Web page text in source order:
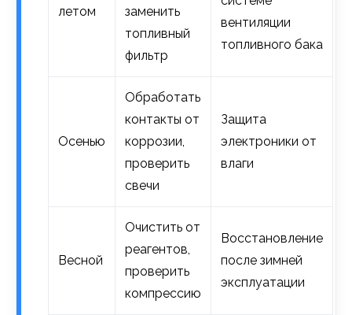
летом
заменить
топливный
фильтр
вентиляции
топливного бака
Осенью
Обработать
контакты от
коррозии,
проверить
свечи
Защита
электроники от
влаги
Весной
Очистить от
реагентов,
проверить
компрессию
Восстановление
после зимней
эксплуатации